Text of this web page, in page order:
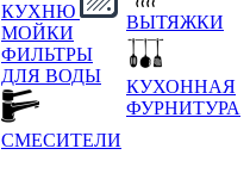
КУХНЮ
МОЙКИ
ФИЛЬТРЫ
ДЛЯ ВОДЫ
СМЕСИТЕЛИ
ВЫТЯЖКИ
КУХОННАЯ
ФУРНИТУРА